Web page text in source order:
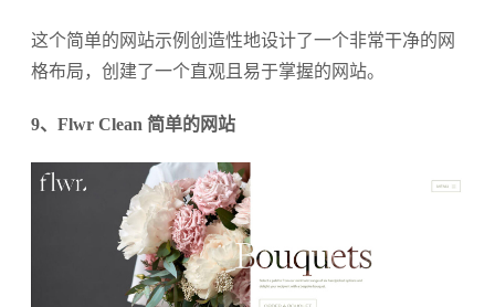
这个简单的网站示例创造性地设计了一个非常干净的网
格布局，创建了一个直观且易于掌握的网站。
9、Flwr Clean 简单的网站